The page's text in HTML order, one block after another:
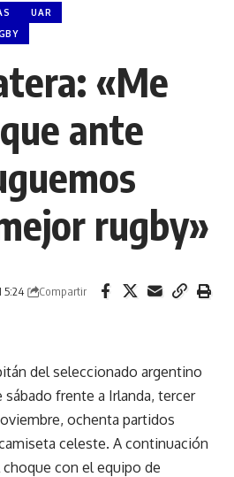
UAR
«Me
ante
rugby»
5:24
Compartir
del seleccionado argentino
sábado frente a Irlanda, tercer
ochenta partidos
celeste. A continuación
con el equipo de